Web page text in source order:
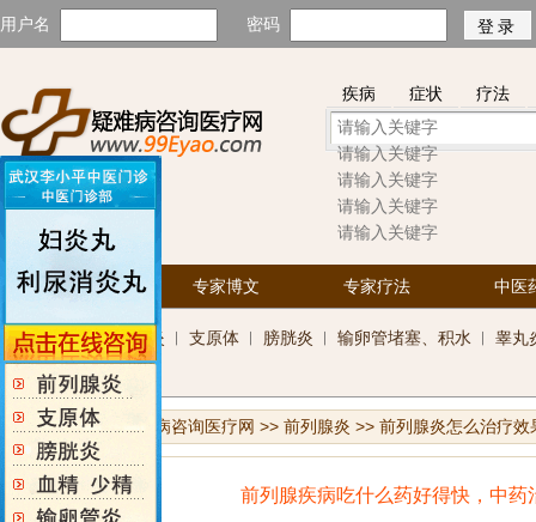
用户名 密码
疾病 症状 疗法
首页
专家博文 专家疗法 中医
科
室
前列腺炎 ︱ 支原体 ︱ 膀胱炎 ︱ 输卵管堵塞、积水 ︱ 睾丸
您当前位置： 疑难病咨询医疗网 >> 前列腺炎 >> 前列腺炎怎么治疗效
前列腺疾病吃什么药好得快，中药